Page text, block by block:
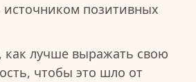
позитивных
как лучше выражать свою
чтобы это шло от